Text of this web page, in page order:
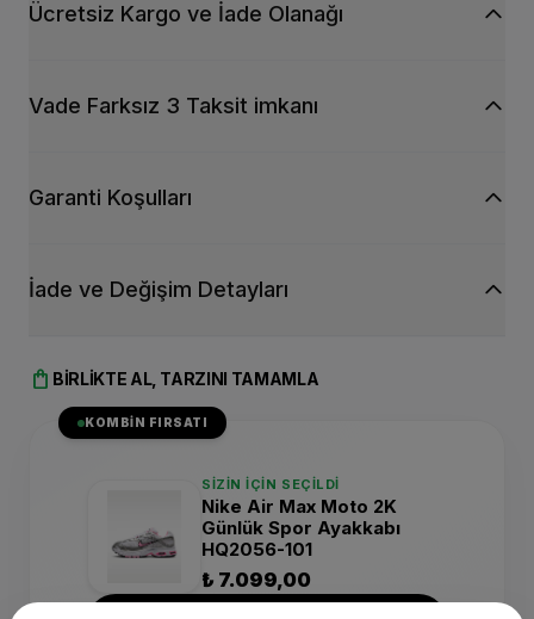
Ücretsiz Kargo ve İade Olanağı
Vade Farksız 3 Taksit imkanı
Garanti Koşulları
İade ve Değişim Detayları
shopping_bag BIRLIKTE AL, TARZINI TAMAMLA
KOMBIN FIRSATI
SIZIN İÇIN SEÇILDI
Nike Air Max Moto 2K
Günlük Spor Ayakkabı
HQ2056-101
₺ 7.099,00